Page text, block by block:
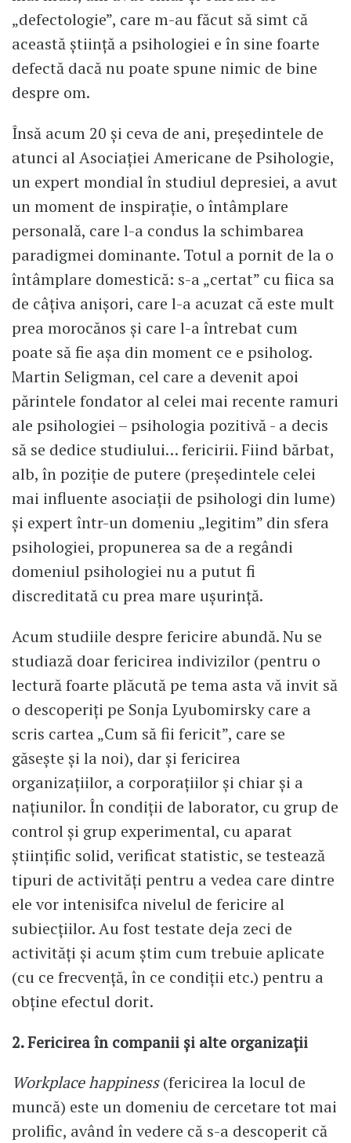
„defectologie”, care m-au făcut să simt că
această ştiinţă a psihologiei e în sine foarte
defectă dacă nu poate spune nimic de bine
despre om.
Însă acum 20 şi ceva de ani, preşedintele de
atunci al Asociaţiei Americane de Psihologie,
un expert mondial în studiul depresiei, a avut
un moment de inspiraţie, o întâmplare
personală, care l-a condus la schimbarea
paradigmei dominante. Totul a pornit de la o
întâmplare domestică: s-a „certat” cu fiica sa
de câţiva anişori, care l-a acuzat că este mult
prea morocănos şi care l-a întrebat cum
poate să fie aşa din moment ce e psiholog.
Martin Seligman, cel care a devenit apoi
părintele fondator al celei mai recente ramuri
ale psihologiei – psihologia pozitivă - a decis
să se dedice studiului… fericirii. Fiind bărbat,
alb, în poziţie de putere (preşedintele celei
mai influente asociaţii de psihologi din lume)
şi expert într-un domeniu „legitim” din sfera
psihologiei, propunerea sa de a regândi
domeniul psihologiei nu a putut fi
discreditată cu prea mare uşurinţă.
Acum studiile despre fericire abundă. Nu se
studiază doar fericirea indivizilor (pentru o
lectură foarte plăcută pe tema asta vă invit să
o descoperiţi pe Sonja Lyubomirsky care a
scris cartea „Cum să fii fericit”, care se
găseşte şi la noi), dar şi fericirea
organizaţiilor, a corporaţiilor şi chiar şi a
naţiunilor. În condiţii de laborator, cu grup de
control şi grup experimental, cu aparat
ştiinţific solid, verificat statistic, se testează
tipuri de activităţi pentru a vedea care dintre
ele vor intenisifca nivelul de fericire al
subiecţiilor. Au fost testate deja zeci de
activităţi şi acum ştim cum trebuie aplicate
(cu ce frecvenţă, în ce condiţii etc.) pentru a
obţine efectul dorit.
2. Fericirea în companii şi alte organizaţii
Workplace happiness(fericirea la locul de
muncă) este un domeniu de cercetare tot mai
prolific, având în vedere că s-a descoperit că